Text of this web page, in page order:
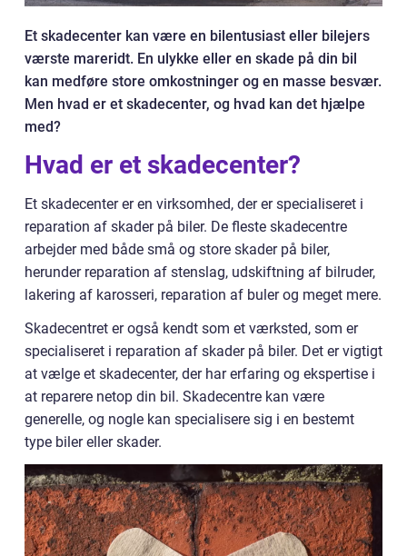
Et skadecenter kan være en bilentusiast eller bilejers
værste mareridt. En ulykke eller en skade på din bil
kan medføre store omkostninger og en masse besvær.
Men hvad er et skadecenter, og hvad kan det hjælpe
med?
Hvad er et skadecenter?
Et skadecenter er en virksomhed, der er specialiseret i
reparation af skader på biler. De fleste skadecentre
arbejder med både små og store skader på biler,
herunder reparation af stenslag, udskiftning af bilruder,
lakering af karosseri, reparation af buler og meget mere.
Skadecentret er også kendt som et værksted, som er
specialiseret i reparation af skader på biler. Det er vigtigt
at vælge et skadecenter, der har erfaring og ekspertise i
at reparere netop din bil. Skadecentre kan være
generelle, og nogle kan specialisere sig i en bestemt
type biler eller skader.